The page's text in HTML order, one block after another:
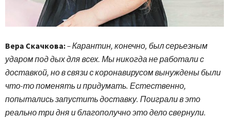
Вера Скачкова:– Карантин, конечно, был серьезным
ударом под дых для всех. Мы никогда не работали с
доставкой, но в связи с коронавирусом вынуждены были
что-то поменять и придумать. Естественно,
попытались запустить доставку. Поиграли в это
реально три дня и благополучно это дело свернули.